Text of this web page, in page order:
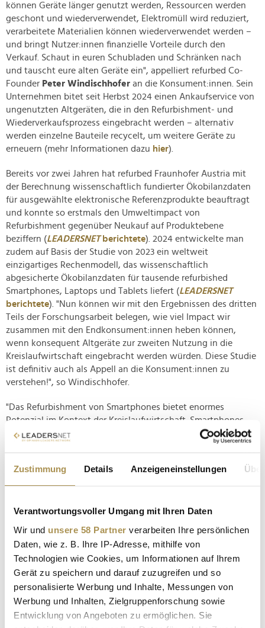
Zustimmung Details Anzeigeneinstellungen
Verantwortungsvoller Umgang mit Ihren Daten
Wir und unsere 58 Partner verarbeiten Ihre persönlichen
Daten, wie z. B. Ihre IP-Adresse, mithilfe von
Technologien wie Cookies, um Informationen auf Ihrem
Gerät zu speichern und darauf zuzugreifen und so
personalisierte Werbung und Inhalte, Messungen von
Werbung und Inhalten, Zielgruppenforschung sowie
Entwicklung von Angeboten zu ermöglichen. Sie
können Geräte länger genutzt werden, Ressourcen werden
geschont und wiederverwendet, Elektromüll wird reduziert,
verarbeitete Materialien können wiederverwendet werden –
und bringt Nutzer:innen finanzielle Vorteile durch den
Verkauf. Schaut in euren Schubladen und Schränken nach
und tauscht eure alten Geräte ein", appelliert refurbed Co-
Founder Peter Windischhofer an die Konsument:innen. Sein
Unternehmen bitet seit Herbst 2024 einen Ankaufservice von
ungenutzten Altgeräten, die in den Refurbishment- und
Wiederverkaufsprozess eingebracht werden – alternativ
werden einzelne Bauteile recycelt, um weitere Geräte zu
erneuern (mehr Informationen dazu hier).
Bereits vor zwei Jahren hat refurbed Fraunhofer Austria mit
der Berechnung wissenschaftlich fundierter Ökobilanzdaten
für ausgewählte elektronische Referenzprodukte beauftragt
und konnte so erstmals den Umweltimpact von
Refurbishment gegenüber Neukauf auf Produktebene
beziffern (LEADERSNETberichtete). 2024 entwickelte man
zudem auf Basis der Studie von 2023 ein weltweit
einzigartiges Rechenmodell, das wissenschaftlich
abgesicherte Ökobilanzdaten für tausende refurbished
Smartphones, Laptops und Tablets liefert (LEADERSNET
berichtete). "Nun können wir mit den Ergebnissen des dritten
Teils der Forschungsarbeit belegen, wie viel Impact wir
zusammen mit den Endkonsument:innen heben können,
wenn konsequent Altgeräte zur zweiten Nutzung in die
Kreislaufwirtschaft eingebracht werden würden. Diese Studie
ist definitiv auch als Appell an die Konsument:innen zu
verstehen!", so Windischhofer.
"Das Refurbishment von Smartphones bietet enormes
Potenzial im Kontext der Kreislaufwirtschaft. Smartphones,
welche als Elektroschrott enden würden, werden wieder in
den Nutzungskreislauf zurückgeführt. Dies reduziert nicht nur
Lebensdauer der Geräte und verringert den Bedarf von teils
kritischen Primärrohstoffen. Darüber hinaus trägt
Rohstoffabbau und Produktion zu minimieren und
Endverbraucher:innen zu schaffen. In einer Kreislaufwirtschaft
spielt Refurbishment somit eine Schlüsselrolle, um
Ressourcen zu schonen und die Nachhaltigkeit in der
Elektronikindustrie zu fördern", fasst Projektverantwortlicher
Paul Rudorfvon Fraunhofer Austria die Ergebnisse der Studie
abschließend zusammen.